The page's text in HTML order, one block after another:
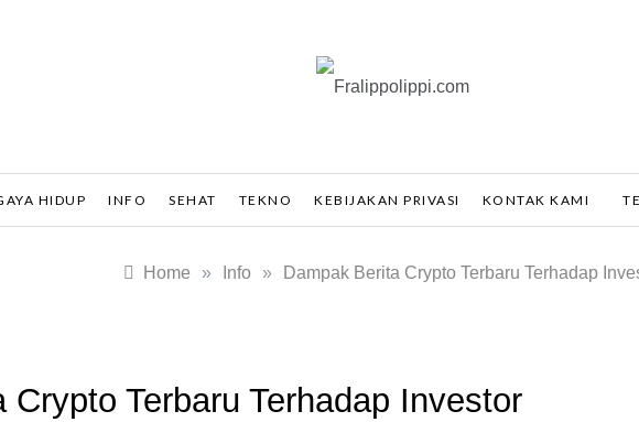
HIDUP INFO SEHAT TEKNO KEBIJAKAN PRIVASI KONTAK KAMI
Home » Info » Dampak Berita Crypto Terbaru Terhadap
Crypto Terbaru Terhadap Investor